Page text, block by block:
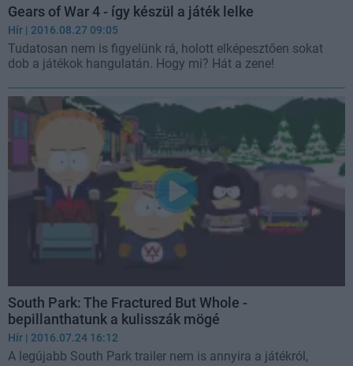
Gears of War 4 - így készül a játék lelke
Hír | 2016.08.27 09:05
Tudatosan nem is figyelünk rá, holott elképesztően sokat
dob a játékok hangulatán. Hogy mi? Hát a zene!
South Park: The Fractured But Whole -
bepillanthatunk a kulisszák mögé
Hír | 2016.07.24 16:12
A legújabb South Park trailer nem is annyira a játékról,